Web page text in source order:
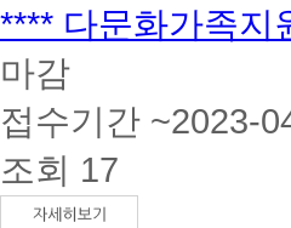
**** 다문화가족지
마감
접수기간 ~2023-
조회 17